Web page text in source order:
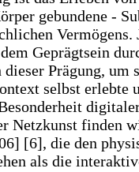
gebundene -
Vermögens.
Geprägtsein
Prägung, um
selbst erlebte
Netzkunst finden
[6], die den
als die